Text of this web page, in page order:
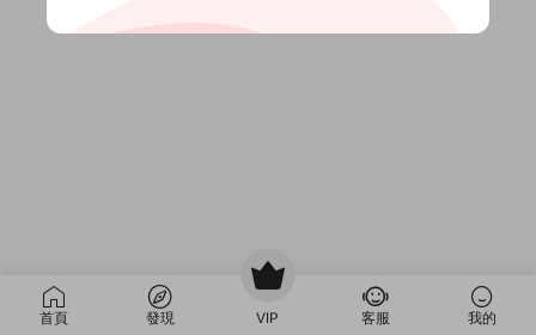
首頁 發現 VIP 客服 我的